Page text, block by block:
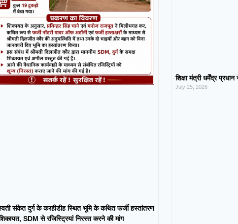
संकेत दुर्ग के करहीडीह स्थित भूमि के कथित फर्जी हस्तांतरण
SDM से रजिस्ट्रियां निरस्त करने की मांग
शिक्षा मंत्री धर्मेंद्र
July 25, 2026